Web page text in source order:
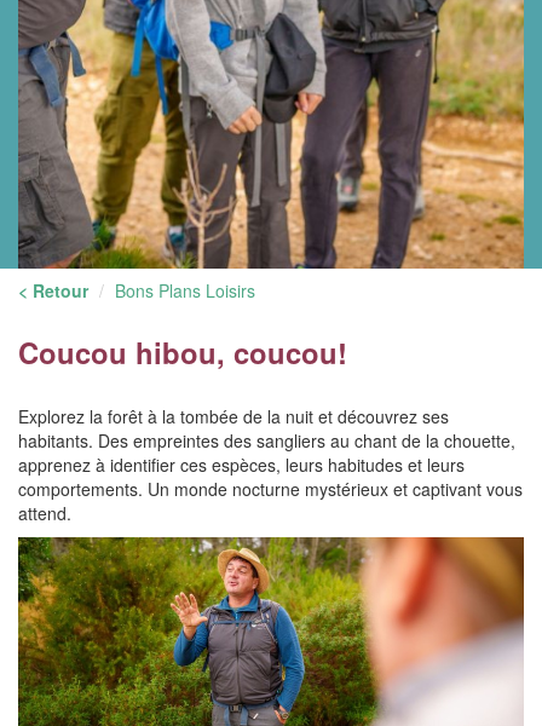
< Retour Bons Plans Loisirs
Coucou hibou, coucou!
Explorez la forêt à la tombée de la nuit et découvrez ses
habitants. Des empreintes des sangliers au chant de la chouette,
apprenez à identifier ces espèces, leurs habitudes et leurs
comportements. Un monde nocturne mystérieux et captivant vous
attend.